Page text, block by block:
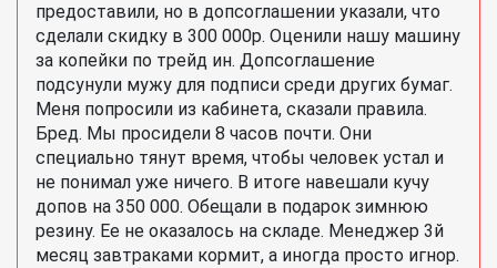
предоставили, но в допсоглашении указали, что
сделали скидку в 300 000р. Оценили нашу машину
за копейки по трейд ин. Допсоглашение
подсунули мужу для подписи среди других бумаг.
Меня попросили из кабинета, сказали правила.
Бред. Мы просидели 8 часов почти. Они
специально тянут время, чтобы человек устал и
не понимал уже ничего. В итоге навешали кучу
допов на 350 000. Обещали в подарок зимнюю
резину. Ее не оказалось на складе. Менеджер 3й
месяц завтраками кормит, а иногда просто игнор.